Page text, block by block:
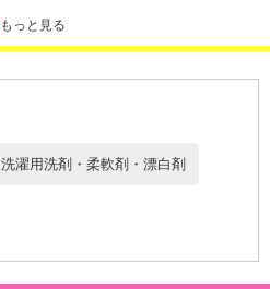
もっと見る
洗濯用洗剤・柔軟剤・漂白剤